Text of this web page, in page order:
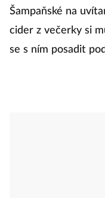
Šampaňské na
cider z večerky si
se s ním posadit